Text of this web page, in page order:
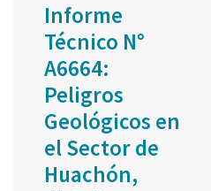
Informe
Técnico N°
A6664:
Peligros
Geológicos en
el Sector de
Huachón,